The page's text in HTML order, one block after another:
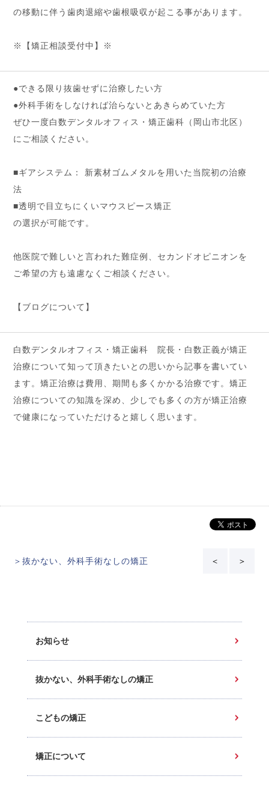
の移動に伴う歯肉退縮や歯根吸収が起こる事があります。
※【矯正相談受付中】※
●できる限り抜歯せずに治療したい方
●外科手術をしなければ治らないとあきらめていた方
ぜひ一度白数デンタルオフィス・矯正歯科（岡山市北区）
にご相談ください。
■ギアシステム： 新素材ゴムメタルを用いた当院初の治療
法
■透明で目立ちにくいマウスピース矯正
の選択が可能です。
他医院で難しいと言われた難症例、セカンドオピニオンを
ご希望の方も遠慮なくご相談ください。
【ブログについて】
白数デンタルオフィス・矯正歯科 院長・白数正義が矯正
治療について知って頂きたいとの思いから記事を書いてい
ます。矯正治療は費用、期間も多くかかる治療です。矯正
治療についての知識を深め、少しでも多くの方が矯正治療
で健康になっていただけると嬉しく思います。
＞抜かない、外科手術なしの矯正 ＜ ＞
お知らせ
抜かない、外科手術なしの矯正
こどもの矯正
矯正について